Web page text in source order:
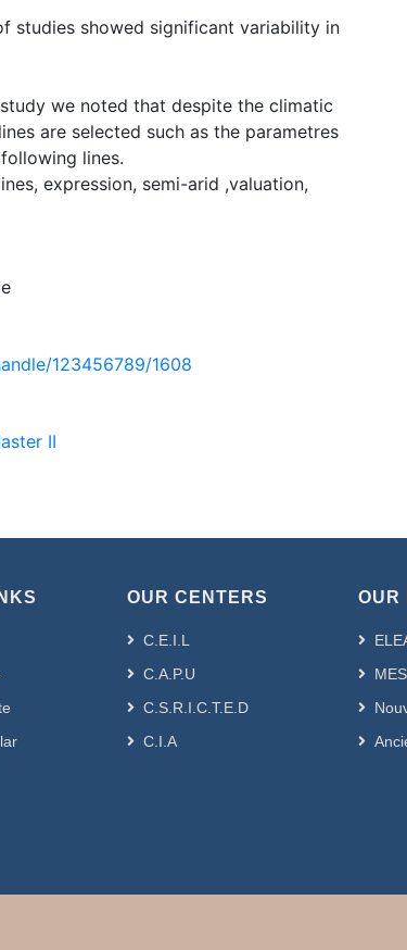
studies showed significant variability in
we noted that despite the climatic
are selected such as the parametres
lines.
expression, semi-arid ,valuation,
123456789/1608
II
OUR CENTERS
C.E.I.L
C.A.P.U
C.S.R.I.C.T.E.D
C.I.A
OUR